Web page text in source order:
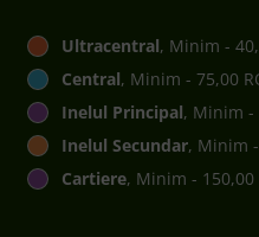
Ultracentral, Minim -
Central, Minim - 75,00
Inelul Principal, Minim -
Inelul Secundar, Minim
Cartiere, Minim - 150,00